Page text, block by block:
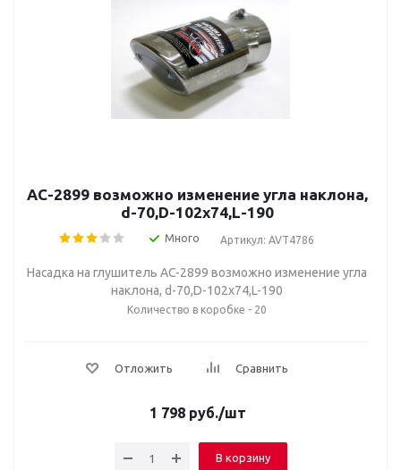
AC-2899 возможно изменение угла наклона,
d-70,D-102х74,L-190
Много Артикул: AVT4786
Насадка на глушитель AC-2899 возможно изменение угла
наклона, d-70,D-102х74,L-190
Количество в коробке - 20
Отложить Сравнить
1 798руб./шт
В корзину